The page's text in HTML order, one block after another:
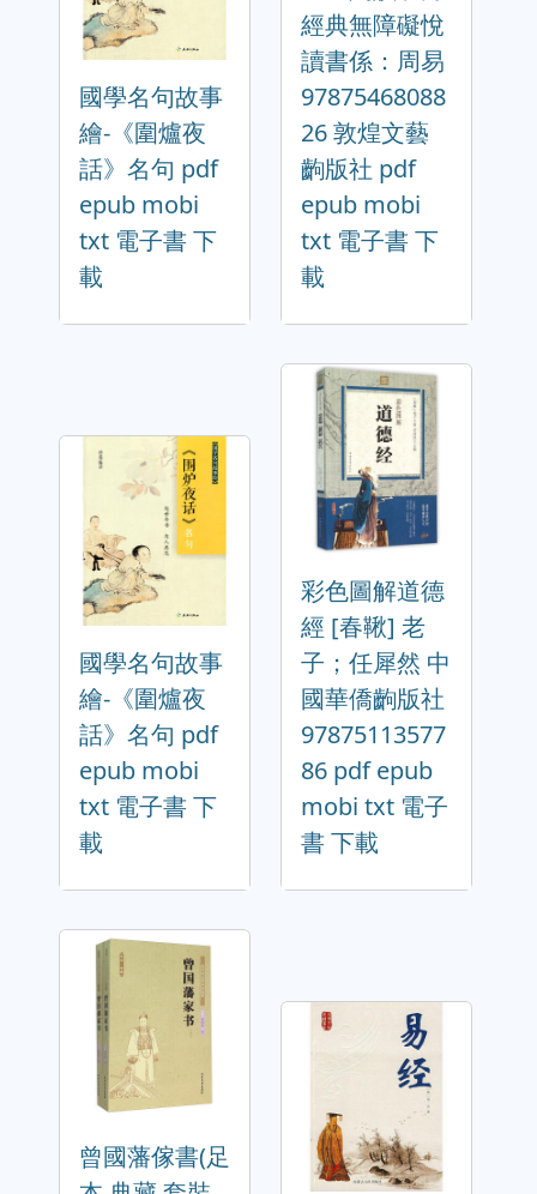
國學名句故事
繪-《圍爐夜
話》名句 pdf
epub mobi
txt 電子書 下
載
經典無障礙悅
讀書係：周易
97875468088
26 敦煌文藝
齣版社 pdf
epub mobi
txt 電子書 下
載
國學名句故事
繪-《圍爐夜
話》名句 pdf
epub mobi
txt 電子書 下
載
彩色圖解道德
經 [春鞦] 老
子；任犀然 中
國華僑齣版社
97875113577
86 pdf epub
mobi txt 電子
書 下載
曾國藩傢書(足